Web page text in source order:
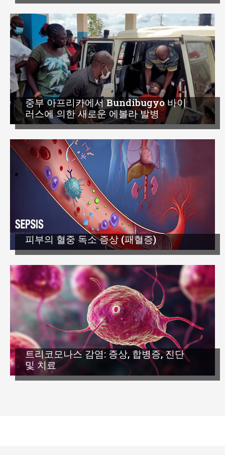
중부 아프리카에서 Bundibugyo 바이
러스에 의한 새로운 에볼라 발병
피부의 혈중 독소 증상 (패혈증)
트리코모나스 감염: 증상, 합병증, 진단
및 치료